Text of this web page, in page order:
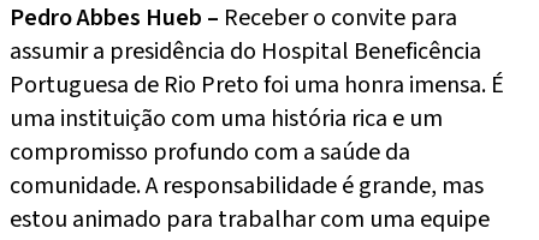
Pedro Abbes Hueb – Receber o convite para
assumir a presidência do Hospital Beneficência
Portuguesa de Rio Preto foi uma honra imensa. É
uma instituição com uma história rica e um
compromisso profundo com a saúde da
comunidade. A responsabilidade é grande, mas
estou animado para trabalhar com uma equipe